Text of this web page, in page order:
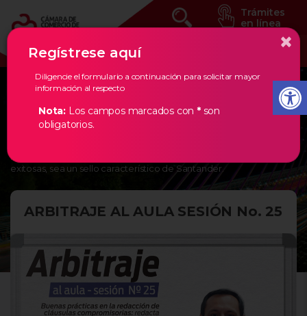
Trámites
en línea
Eventos Estratégicos
En la Cámara de Comercio de Bucaramanga, creemos en los
herramientas necesarias para que la creación de empresas
exitosas, sea un sello característico de Santander.
ARBITRAJE AL AULA SESIÓN No. 25
×
Regístrese aquí
Diligencie el formulario a continuación para solicitar mayor
información al respecto
Nota: Los campos marcados con *son
obligatorios.